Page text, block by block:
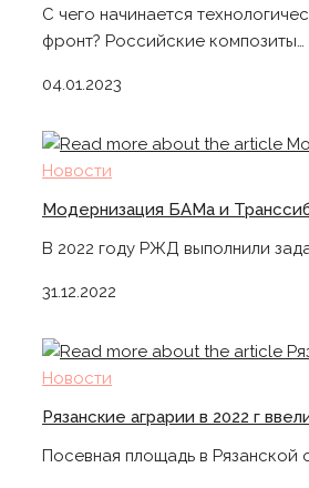
С чего начинается
фронт? Российские композиты…
04.01.2023
Новости
Модернизация БАМа и
В 2022 году РЖД выполнили
31.12.2022
Новости
Рязанские аграрии в 2022 г
Посевная площадь в Рязанской